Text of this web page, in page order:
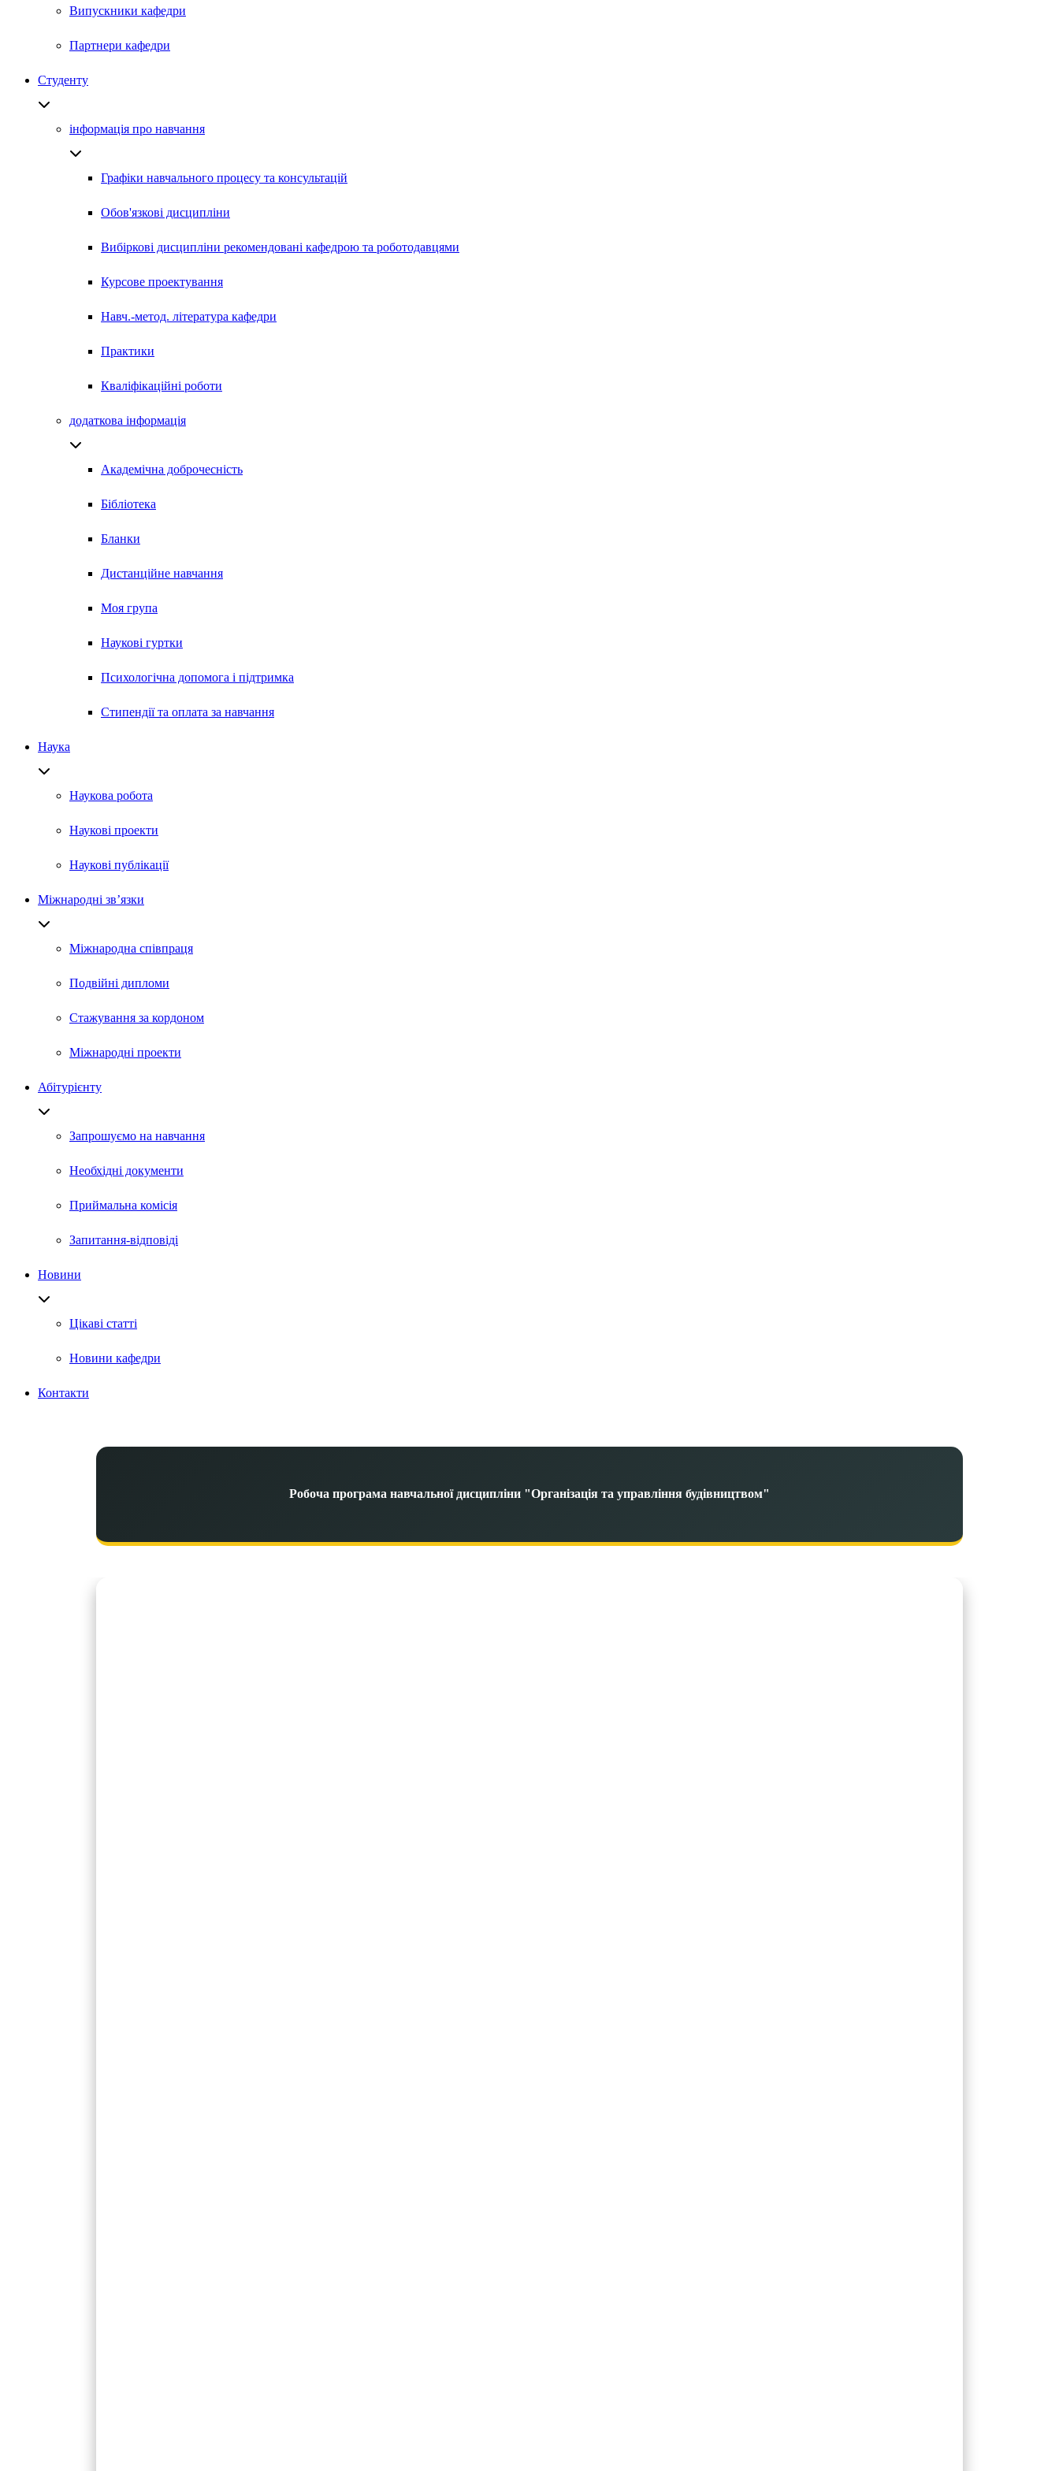
Випускники кафедри
Партнери кафедри
Студенту
інформація про навчання
Графіки навчального процесу та консультацій
Обов'язкові дисципліни
Вибіркові дисципліни рекомендовані кафедрою та роботодавцями
Курсове проектування
Навч.-метод. література кафедри
Практики
Кваліфікаційні роботи
додаткова інформація
Академічна доброчесність
Бібліотека
Бланки
Дистанційне навчання
Моя група
Наукові гуртки
Психологічна допомога і підтримка
Стипендії та оплата за навчання
Наука
Наукова робота
Наукові проекти
Наукові публікації
Міжнародні зв’язки
Міжнародна співпраця
Подвійні дипломи
Стажування за кордоном
Міжнародні проекти
Абітурієнту
Запрошуємо на навчання
Необхідні документи
Приймальна комісія
Запитання-відповіді
Новини
Цікаві статті
Новини кафедри
Контакти
Робоча програма навчальної дисципліни "Організація та управління будівництвом"